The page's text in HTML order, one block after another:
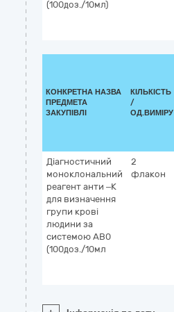
(100доз./10мл)
КОНКРЕТНА НАЗВА
ПРЕДМЕТА
ЗАКУПІВЛІ
КІЛЬКІСТЬ
/
ОД.ВИМІРУ
Діагностичний
моноклональний
реагент анти –К
для визначення
групи крові
людини за
системою АВ0
(100доз./10мл
2
флакон